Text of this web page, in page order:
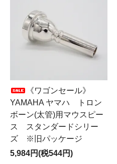
《ワゴンセール》
YAMAHA ヤマハ トロン
ボーン(太管)用マウスピー
ス スタンダードシリー
ズ ※旧パッケージ
5,984円(税544円)